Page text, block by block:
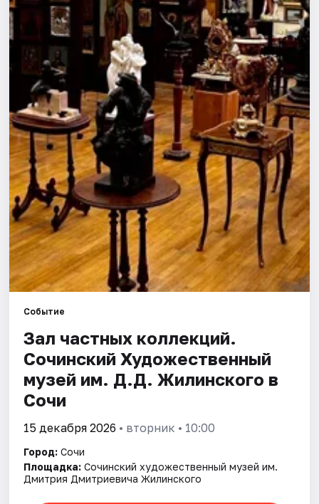
События
Города
Площадки
Артисты
Рейтинги
Событие
Зал частных коллекций.
Сочинский Художественный
музей им. Д.Д. Жилинского в
Сочи
15 декабря 2026 • вторник • 10:00
Город: Сочи
Площадка: Сочинский художественный музей им.
Дмитрия Дмитриевича Жилинского